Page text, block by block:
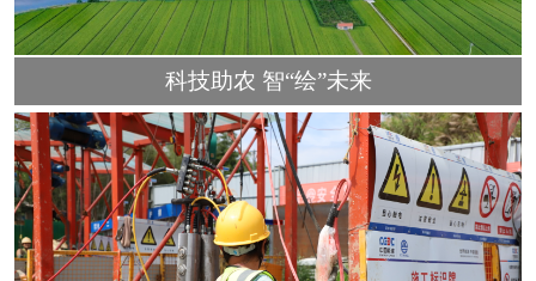
科技助农 智“绘”未来